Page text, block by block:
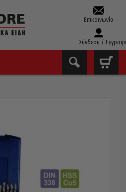
Επικοινωνία
Σύνδεση /